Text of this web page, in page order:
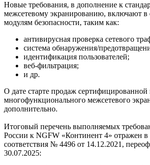
Новые требования, в дополнение к
межсетевому экранированию, включают в
модулям безопасности, таким как:
антивирусная проверка сетевого
система обнаружения/
идентификация пользователей;
веб-фильтрация;
и др.
О дате старте продаж сертифицированной
многофункционального межсетевого
дополнительно.
Итоговый перечень выполняемых
России к NGFW «Континент 4» отражен
соответствия № 4496 от 14.12.2021,
30.07.2025: